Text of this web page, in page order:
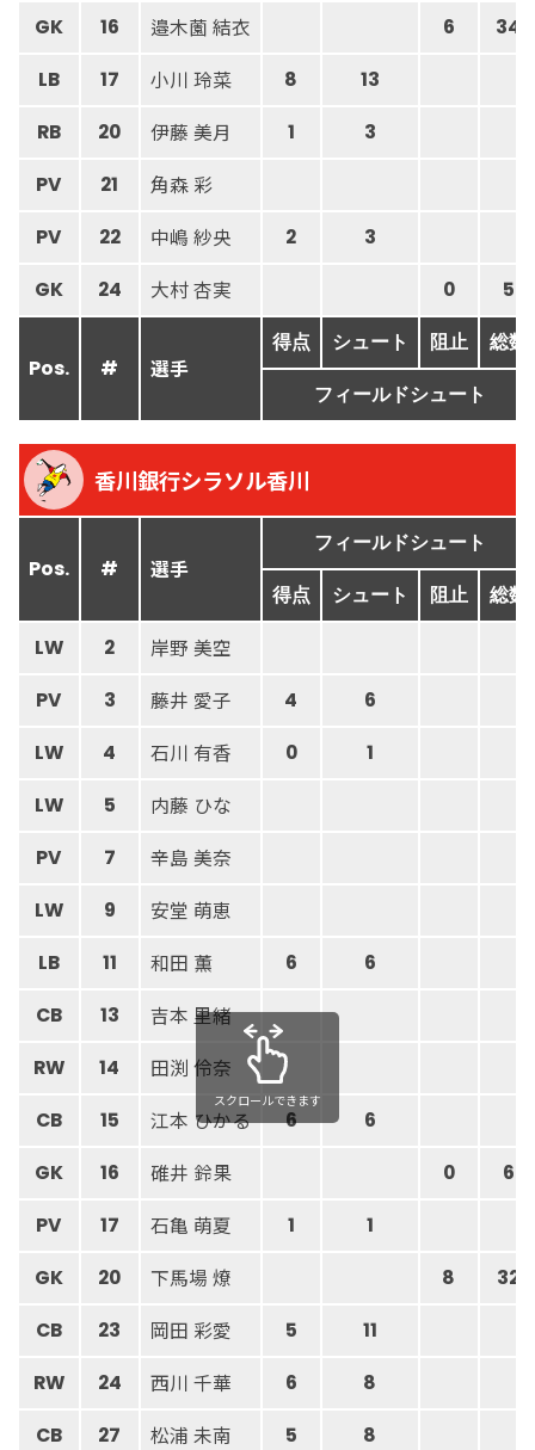
GK 16 邉木薗 結衣 6 34
LB 17 小川 玲菜 8 13
RB 20 伊藤 美月 1 3
PV 21 角森 彩
PV 22 中嶋 紗央 2 3
GK 24 大村 杏実 0 5
Pos. # 選手
得点 シュート 阻止 総数
フィールドシュート
香川銀行シラソル香川
Pos. # 選手
フィールドシュート
得点 シュート 阻止 総数
LW 2 岸野 美空
PV 3 藤井 愛子 4 6
LW 4 石川 有香 0 1
LW 5 内藤 ひな
PV 7 辛島 美奈
LW 9 安堂 萌恵
LB 11 和田 薫 6 6
CB 13 吉本 里緒
RW 14 田渕 伶奈
CB 15 江本 ひかる 6 6
GK 16 碓井 鈴果 0 6
PV 17 石亀 萌夏 1 1
GK 20 下馬場 燎 8 32
CB 23 岡田 彩愛 5 11
RW 24 西川 千華 6 8
CB 27 松浦 未南 5 8
スクロールできます